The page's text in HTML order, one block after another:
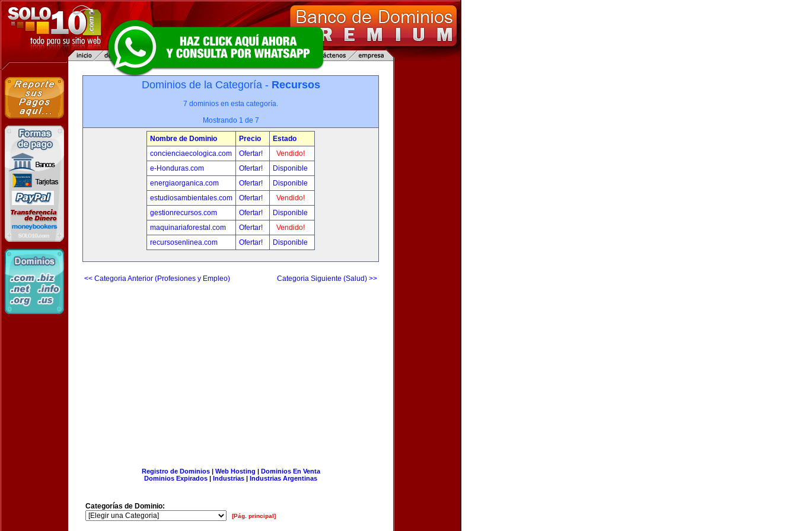
Dominios de la Categoría - Recursos
7 dominios en esta categoría.
Mostrando 1 de 7
Nombre de Dominio Precio
Estado
concienciaecologica.com
Ofertar!
Vendido!
e-Honduras.com
Ofertar!
Disponible
energiaorganica.com
Ofertar!
Disponible
estudiosambientales.com
Ofertar!
Vendido!
gestionrecursos.com
Ofertar!
Disponible
maquinariaforestal.com
Ofertar!
Vendido!
recursosenlinea.com
Ofertar! Disponible
<< Categoria Anterior (Profesiones y Empleo) Categoria Siguiente (Salud) >>
Registro de Dominios| Web Hosting | Dominios En Venta
Dominios Expirados | Industrias | Industrias Argentinas
Categorías de Dominio:
[Pág. principal]